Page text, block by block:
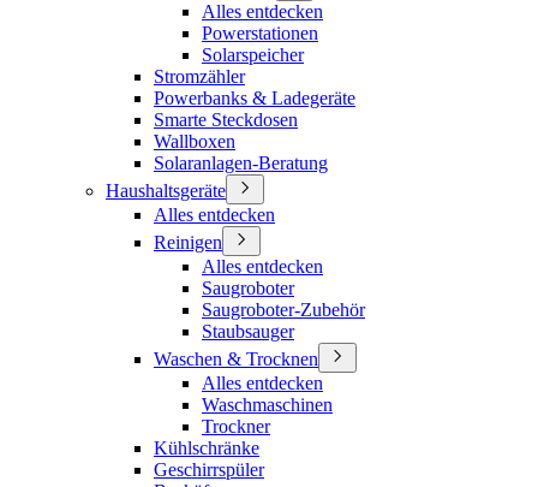
Alles entdecken
Powerstationen
Solarspeicher
Stromzähler
Powerbanks & Ladegeräte
Smarte Steckdosen
Wallboxen
Solaranlagen-Beratung
Haushaltsgeräte
Alles entdecken
Reinigen
Alles entdecken
Saugroboter
Saugroboter-Zubehör
Staubsauger
Waschen & Trocknen
Alles entdecken
Waschmaschinen
Trockner
Kühlschränke
Geschirrspüler